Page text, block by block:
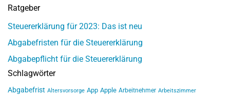
Ratgeber
Steuererklärung für 2023: Das ist neu
Abgabefristen für die Steuererklärung
Abgabepflicht für die Steuererklärung
Schlagwörter
Abgabefrist Altersvorsorge App Apple Arbeitnehmer Arbeitszimmer